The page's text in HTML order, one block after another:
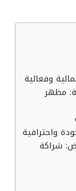
وفعالية
مظهر
واحترافية
شراكة